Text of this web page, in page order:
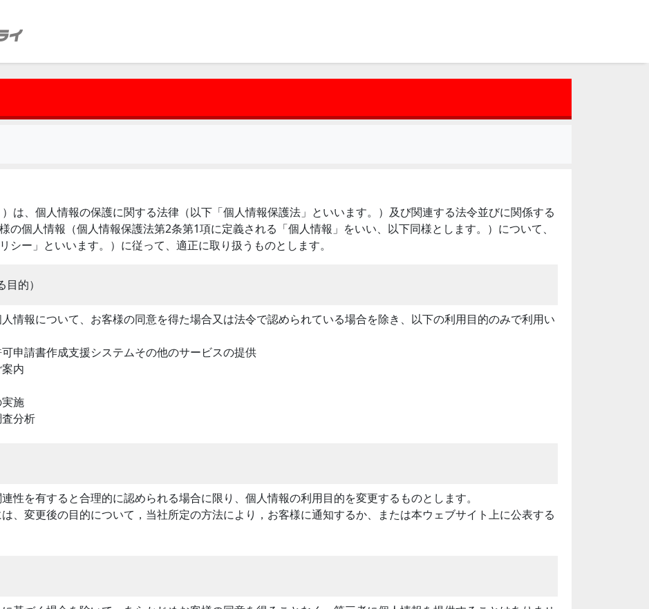
は、個人情報の保護に関する法律（以下「個人情報保護法」といいます。）及び関連する法令並びに関係する
の個人情報（個人情報保護法第2条第1項に定義される「個人情報」をいい、以下同様とします。）について、
シー」といいます。）に従って、適正に取り扱うものとします。
的）
人情報について、お客様の同意を得た場合又は法令で認められている場合を除き、以下の利用目的のみで利用い
申請書作成支援システムその他のサービスの提供
内
施
分析
性を有すると合理的に認められる場合に限り、個人情報の利用目的を変更するものとします。
、変更後の目的について，当社所定の方法により，お客様に通知するか、または本ウェブサイト上に公表する